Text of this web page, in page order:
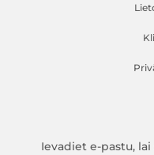
Ievadiet e-pastu,